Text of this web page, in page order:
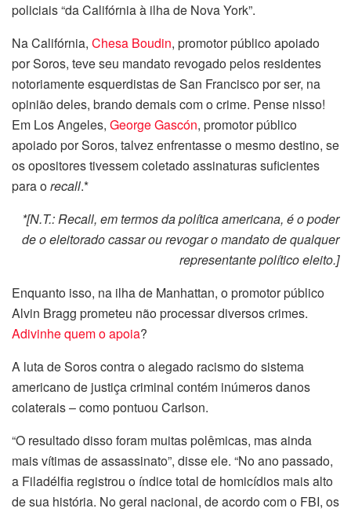
policiais “da Califórnia à ilha de Nova York”.
Na Califórnia, Chesa Boudin, promotor público apoiado
por Soros, teve seu mandato revogado pelos residentes
notoriamente esquerdistas de San Francisco por ser, na
opinião deles, brando demais com o crime. Pense nisso!
Em Los Angeles, George Gascón, promotor público
apoiado por Soros, talvez enfrentasse o mesmo destino, se
os opositores tivessem coletado assinaturas suficientes
para orecall.*
*[N.T.: Recall, em termos da política americana, é o poder
de o eleitorado cassar ou revogar o mandato de qualquer
representante político eleito.]
Enquanto isso, na ilha de Manhattan, o promotor público
Alvin Bragg prometeu não processar diversos crimes.
Adivinhe quem o apoia?
A luta de Soros contra o alegado racismo do sistema
americano de justiça criminal contém inúmeros danos
colaterais – como pontuou Carlson.
“O resultado disso foram muitas polêmicas, mas ainda
mais vítimas de assassinato”, disse ele. “No ano passado,
a Filadélfia registrou o índice total de homicídios mais alto
de sua história. No geral nacional, de acordo com o FBI, os